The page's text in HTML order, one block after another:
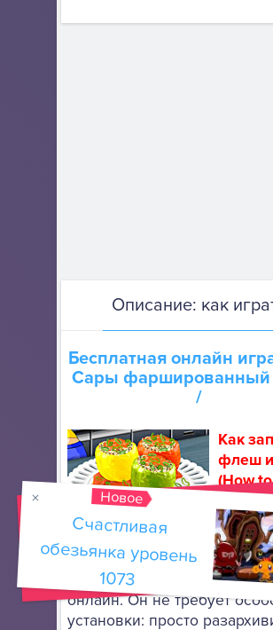
Описание: как
Бесплатная онлайн
Сары фаршированный
/
Как
флеш
(How
flash
портативный браузер
Firefox, чтобы запускать
онлайн. Он не требует
установки: просто
Новое
Счастливая
обезьянка уровень
1073